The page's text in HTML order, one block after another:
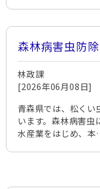
森林病害虫防除
林政課
[2026年06月08日]
青森県では、松くい
います。森林病害虫
水産業をはじめ、